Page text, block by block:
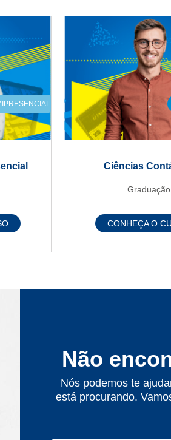
Ciências
Graduação
CONHEÇA O
Não
Nós podemos te
está procurando.